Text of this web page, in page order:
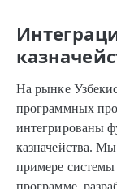
На рынке
программных
интегрированы
казначейства.
примере системы